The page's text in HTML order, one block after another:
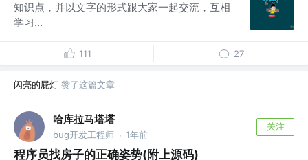
知识点，并以文字的形式跟大家一起交流，互相
学习...
111 27
闪亮的屁灯 赞了这篇文章
哈库拉马塔塔
bug开发工程师 · 1年前
关注
程序员找房子的正确姿势(附上源码)